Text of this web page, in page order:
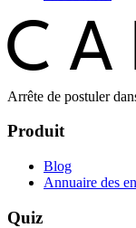
C
Arrête de postuler
Produit
Blog
Annuaire des
Quiz